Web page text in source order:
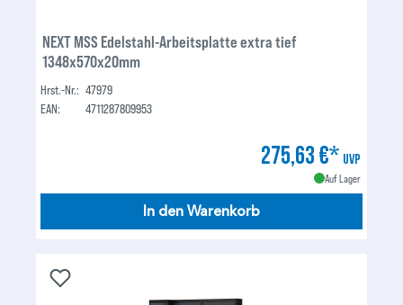
NEXT MSS Edelstahl-Arbeitsplatte extra tief
1348x570x20mm
Hrst.-Nr.: 47979
EAN:
4711287809953
275,63 €* UVP
Auf Lager
In den Warenkorb